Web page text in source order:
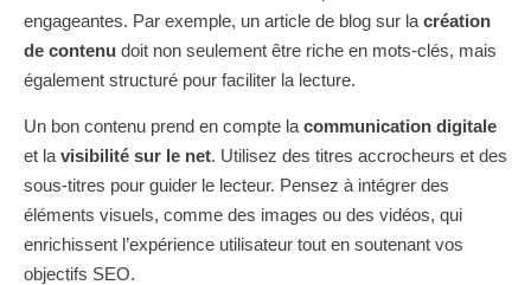
engageantes. Par exemple, un article de blog sur la création
de contenu doit non seulement être riche en mots-clés, mais
également structuré pour faciliter la lecture.
Un bon contenu prend en compte la communication digitale
et la visibilité sur le net. Utilisez des titres accrocheurs et des
sous-titres pour guider le lecteur. Pensez à intégrer des
éléments visuels, comme des images ou des vidéos, qui
enrichissent l’expérience utilisateur tout en soutenant vos
objectifs SEO.